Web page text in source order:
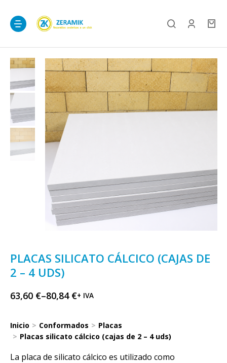
PLACAS SILICATO CÁLCICO (CAJAS DE
2 – 4 UDS)
63,60 €–80,84 €+ IVA
Estás aquí:
Inicio Conformados
Placas
Placas silicato cálcico (cajas de 2 – 4 uds)
La placa de silicato cálcico es utilizado como